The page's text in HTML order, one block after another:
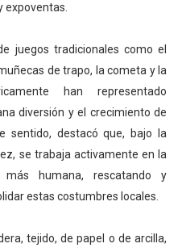
expoventas.
juegos tradicionales como el
de trapo, la cometa y la
han representado
diversión y el crecimiento de
sentido, destacó que, bajo la
se trabaja activamente en la
humana, rescatando y
estas costumbres locales.
tejido, de papel o de arcilla,